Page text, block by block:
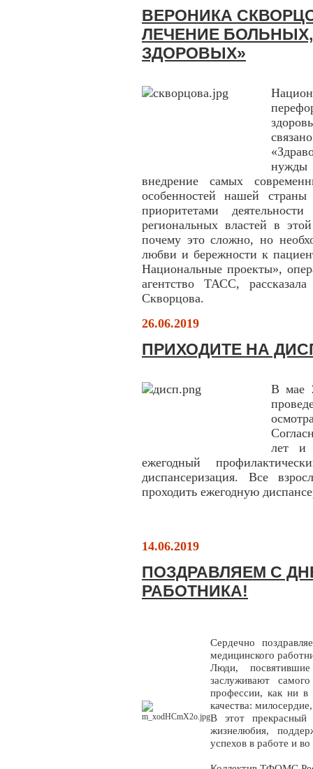
ВЕРОНИКА
ЛЕЧЕНИЕ
ЗДОРОВЫХ»
внедрение самых
особенностей нашей
приоритетами
региональных властей в
почему это сложно, но
любви и бережности к
Национальные проекты»,
агентство ТАСС,
Скворцова.
26.06.2019
ПРИХОДИТЕ НА
В мае
лет и
ежегодный
диспансеризация. Все
проходить ежегодную
14.06.2019
ПОЗДРАВЛЯЕМ С
РАБОТНИКА!
Сердечно
медицинского
Люди,
заслуживают
профессии, как ни в
качества:
В этот
жизнелюбия,
успехов в работе и